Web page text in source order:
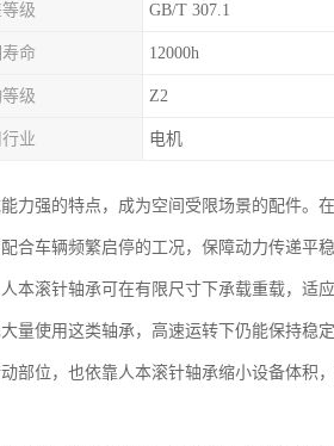
级 GB/T 307.1
命 12000h
级 Z2
业 电机
力强的特点，成为空间受限场景的配件。
合车辆频繁启停的工况，保障动力传递平
本滚针轴承可在有限尺寸下承载重载，适
量使用这类轴承，高速运转下仍能保持稳
部位，也依靠人本滚针轴承缩小设备体积